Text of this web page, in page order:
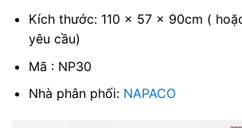
Kích thước: 110 x 57 x 90cm (
yêu cầu)
Mã : NP30
Nhà phân phối: NAPACO